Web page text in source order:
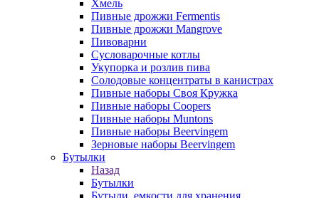
Хмель
Пивные дрожжи Fermentis
Пивные дрожжи Mangrove
Пивоварни
Сусловарочные котлы
Укупорка и розлив пива
Солодовые концентраты в канистрах
Пивные наборы Своя Кружка
Пивные наборы Coopers
Пивные наборы Muntons
Пивные наборы Beervingem
Зерновые наборы Beervingem
Бутылки
Назад
Бутылки
Бутыли, емкости для хранения